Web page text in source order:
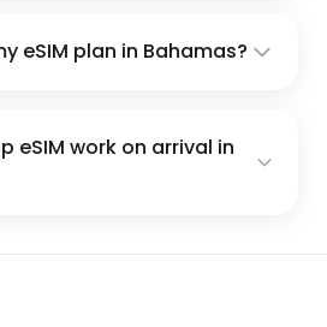
eSIM plan in Bahamas?
eSIM work on arrival in